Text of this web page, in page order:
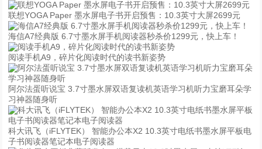
联想YOGA Paper 墨水屏电子书开启预售：10.3英寸大屏2699元
海信A7经典版 6.7寸墨水屏手机阅读器秒杀价1299元，快上车！
阅读手机A9，碎片化阅读时代的读书新姿势
阿尔法蛋听说宝 3.7寸墨水屏双语复读机英语学习机听力宝磨耳朵学
习神器随身听
科大讯飞（iFLYTEK） 智能办公本X2 10.3英寸电纸书墨水屏平板电
子书阅读器笔记本电子阅读器